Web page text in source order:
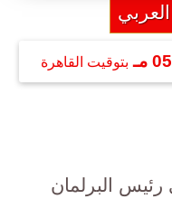
مـ بتوقيت القاهرة
البرلمان